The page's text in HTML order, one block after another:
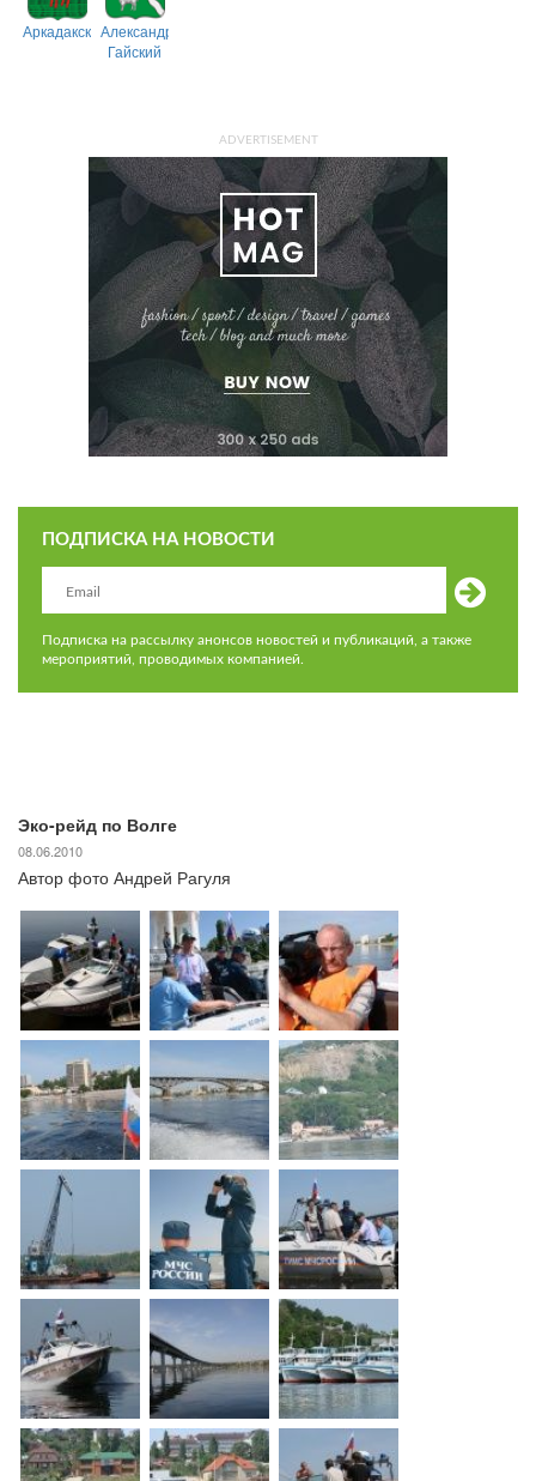
АркадакскийАлександрово-
Гайский
ADVERTISEMENT
ПОДПИСКА НА НОВОСТИ
Подписка на рассылку анонсов новостей и публикаций, а также
мероприятий, проводимых компанией.
Эко-рейд по Волге
08.06.2010
Автор фото Андрей Рагуля